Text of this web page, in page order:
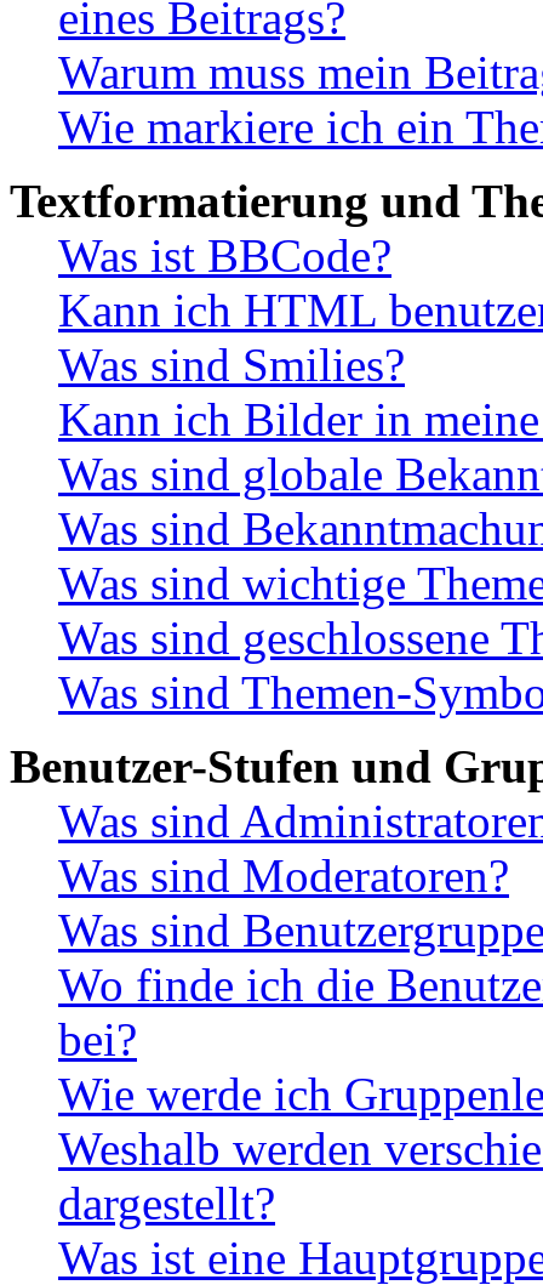
eines Beitrags?
Warum muss mein
Wie markiere ich ein
Textformatierung und
Was ist BBCode?
Kann ich HTML
Was sind Smilies?
Kann ich Bilder in
Was sind globale
Was sind
Was sind wichtige
Was sind geschlossene
Was sind Themen-
Benutzer-Stufen und
Was sind
Was sind Moderatoren?
Was sind
Wo finde ich die
bei?
Wie werde ich
Weshalb werden
dargestellt?
Was ist eine